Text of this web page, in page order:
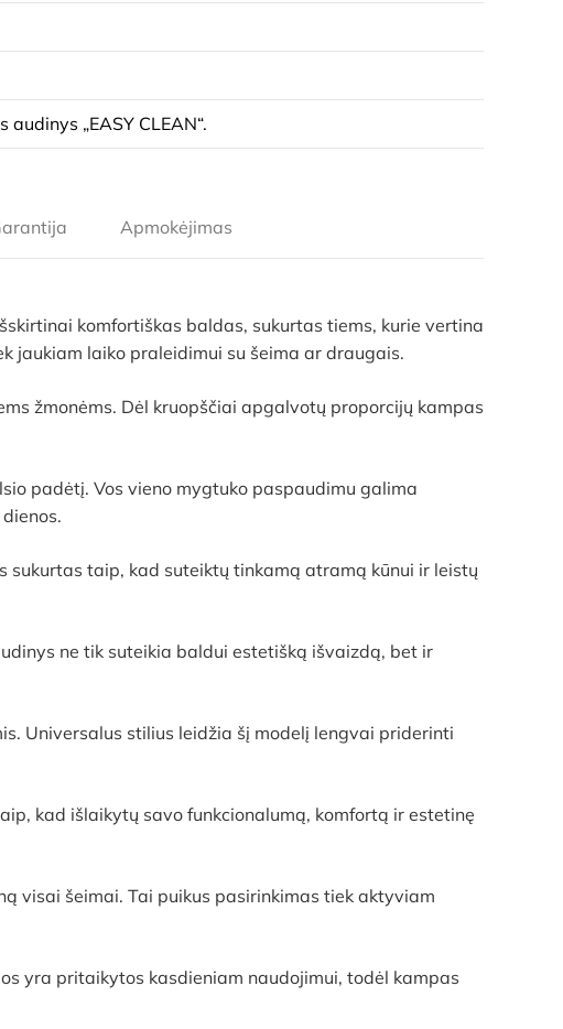
„EASY CLEAN“.
Apmokėjimas
komfortiškas baldas, sukurtas tiems, kurie vertina
jaukiam laiko praleidimui su šeima ar draugais.
žmonėms. Dėl kruopščiai apgalvotų proporcijų kampas
padėtį. Vos vieno mygtuko paspaudimu galima
taip, kad suteiktų tinkamą atramą kūnui ir leistų
ne tik suteikia baldui estetišką išvaizdą, bet ir
Universalus stilius leidžia šį modelį lengvai priderinti
kad išlaikytų savo funkcionalumą, komfortą ir estetinę
visai šeimai. Tai puikus pasirinkimas tiek aktyviam
yra pritaikytos kasdieniam naudojimui, todėl kampas